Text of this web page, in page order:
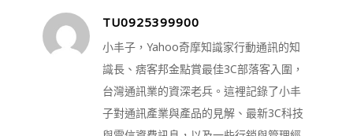
TU0925399900
小丰子，Yahoo奇摩知識家行動通訊的知
識長、痞客邦金點賞最佳3C部落客入圍，
台灣通訊業的資深老兵。這裡記錄了小丰
子對通訊產業與產品的見解、最新3C科技